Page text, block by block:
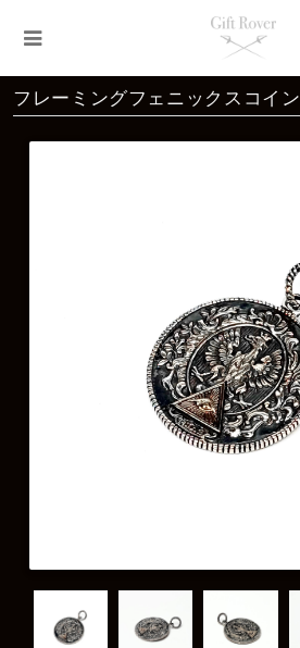
フレーミングフェニックスコイン